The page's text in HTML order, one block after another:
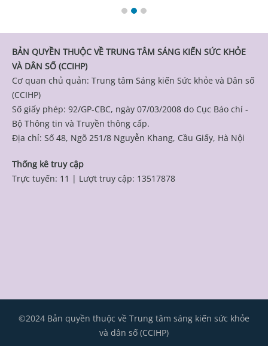
BẢN QUYỀN THUỘC VỀ TRUNG TÂM SÁNG KIẾN SỨC KHỎE
VÀ DÂN SỐ (CCIHP)
Cơ quan chủ quản: Trung tâm Sáng kiến Sức khỏe và Dân số
(CCIHP)
Số giấy phép: 92/GP-CBC, ngày 07/03/2008 do Cục Báo chí -
Bộ Thông tin và Truyền thông cấp.
Địa chỉ: Số 48, Ngõ 251/8 Nguyễn Khang, Cầu Giấy, Hà Nội
Thống kê truy cập
Trực tuyến: 11 | Lượt truy cập: 13517878
©2024 Bản quyền thuộc về Trung tâm sáng kiến sức khỏe
và dân số (CCIHP)